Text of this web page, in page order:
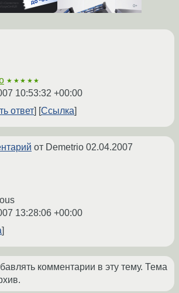
★★★★★
10:53:32 +00:00
ответ
Ссылка
от Demetrio 02.04.2007
13:28:06 +00:00
комментарии в эту тему. Тема